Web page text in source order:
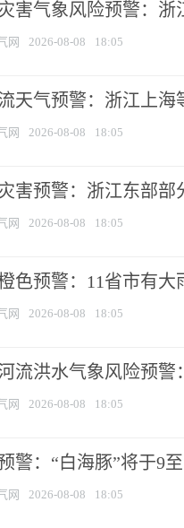
害气象风险预警：
网 2026-08-08 18:05
天气预警：浙江上海
网 2026-08-08 18:05
害预警：浙江东部
网 2026-08-08 18:05
色预警：11省市有
网 2026-08-08 18:05
流洪水气象风险预
网 2026-08-08 18:05
警：“白海豚”将于9
网 2026-08-08 18:05